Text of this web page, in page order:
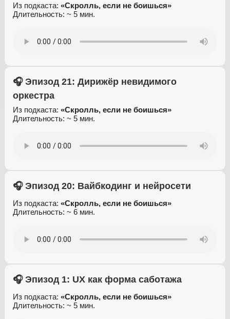
Из подкаста: «Скролль, если не боишься»
Длительность: ~ 5 мин.
🎧 Эпизод 21: Дирижёр невидимого
оркестра
Из подкаста: «Скролль, если не боишься»
Длительность: ~ 5 мин.
🎧 Эпизод 20: Вайбкодинг и нейросети
Из подкаста: «Скролль, если не боишься»
Длительность: ~ 6 мин.
🎧 Эпизод 1: UX как форма саботажа
Из подкаста: «Скролль, если не боишься»
Длительность: ~ 5 мин.